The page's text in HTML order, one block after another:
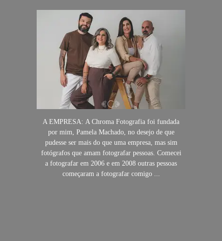
A EMPRESA: A Chroma Fotografia foi fundada
por mim, Pamela Machado, no desejo de que
pudesse ser mais do que uma empresa, mas sim
fotógrafos que amam fotografar pessoas. Comecei
a fotografar em 2006 e em 2008 outras pessoas
começaram a fotografar comigo ...